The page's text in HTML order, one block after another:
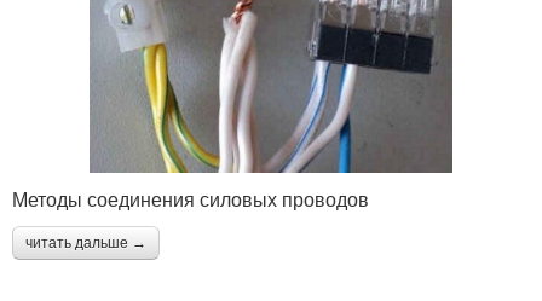
Методы соединения силовых проводов
читать дальше →